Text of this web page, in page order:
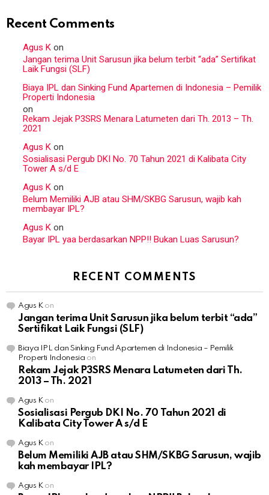
Recent Comments
Agus K on
Jangan terima Unit Sarusun jika belum terbit “ada” Sertifikat
Laik Fungsi (SLF)
Biaya IPL dan Sinking Fund Apartemen di Indonesia – Pemilik
Properti Indonesia
on
Rekam Jejak P3SRS Menara Latumeten dari Th. 2013 – Th.
2021
Agus K on
Sosialisasi Pergub DKI No. 70 Tahun 2021 di Kalibata City
Tower A s/d E
Agus K on
Belum Memiliki AJB atau SHM/SKBG Sarusun, wajib kah
membayar IPL?
Agus K on
Bayar IPL yaa berdasarkan NPP!! Bukan Luas Sarusun?
RECENT COMMENTS
Agus Kon
Jangan terima Unit Sarusun jika belum terbit “ada”
Sertifikat Laik Fungsi (SLF)
Biaya IPL dan Sinking Fund Apartemen di Indonesia – Pemilik
Properti Indonesia on
Rekam Jejak P3SRS Menara Latumeten dari Th.
2013 – Th. 2021
Agus Kon
Sosialisasi Pergub DKI No. 70 Tahun 2021 di
Kalibata City Tower A s/d E
Agus Kon
Belum Memiliki AJB atau SHM/SKBG Sarusun, wajib
kah membayar IPL?
Agus Kon